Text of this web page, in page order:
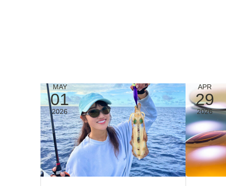
MAY
01
2026
APR
29
2026